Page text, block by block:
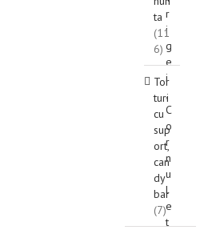
r
i
g
e
i
,
C
o
r
n
u
l
e
t
ta
(11
6)
Tor
turi
cu
sup
ort,
can
dy
bar
(7)